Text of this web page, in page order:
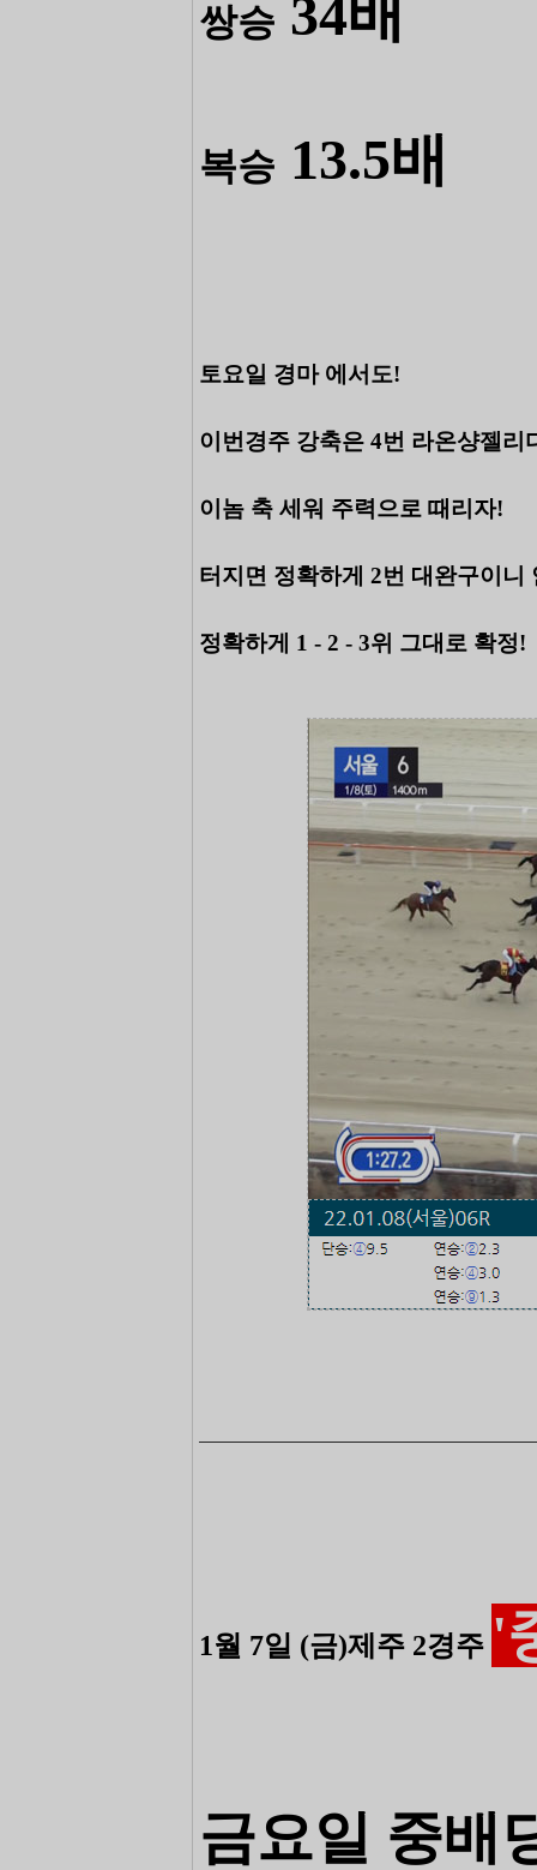
쌍승 34배
복승 13.5배
토요일 경마 에서도!
이번경주 강축은 4번 라온샹젤리
이놈 축 세워 주력으로 때리자!
터지면 정확하게 2번 대완구이니
정확하게 1 - 2 - 3위 그대로 확정!
1월 7일 (금)제주 2경주 '
금요일 중배